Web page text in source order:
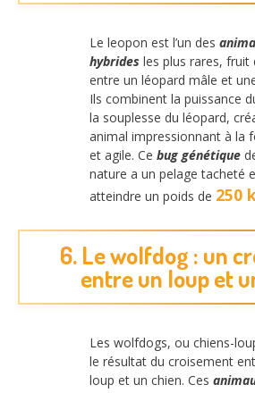
Le leopon est l’un des
hybrides les plus rares, fruit
entre un léopard mâle et
Ils combinent la puissance
la souplesse du léopard,
animal impressionnant à la
et agile. Ce bug génétique
nature a un pelage tacheté
atteindre un poids de 250
6. Le wolfdog : un
entre un loup et
Les wolfdogs, ou chiens-
le résultat du croisement
loup et un chien. Ces